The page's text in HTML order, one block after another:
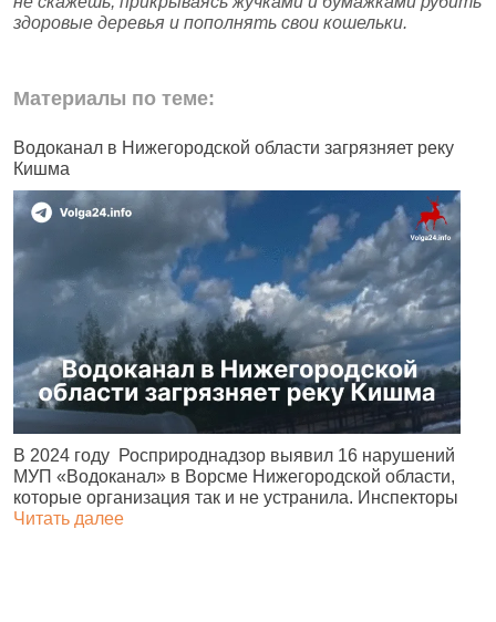
здоровые деревья и пополнять свои кошельки.
Материалы по теме:
Водоканал в Нижегородской области загрязняет реку
Кишма
В 2024 году Росприроднадзор выявил 16 нарушений
МУП «Водоканал» в Ворсме Нижегородской области,
которые организация так и не устранила. Инспекторы
Читать далее